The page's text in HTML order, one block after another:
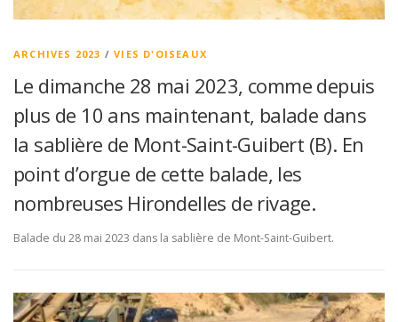
ARCHIVES 2023 /VIES D'OISEAUX
Le dimanche 28 mai 2023, comme depuis
plus de 10 ans maintenant, balade dans
la sablière de Mont-Saint-Guibert (B). En
point d’orgue de cette balade, les
nombreuses Hirondelles de rivage.
Balade du 28 mai 2023 dans la sablière de Mont-Saint-Guibert.